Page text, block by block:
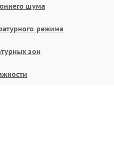
шума
режима
зон